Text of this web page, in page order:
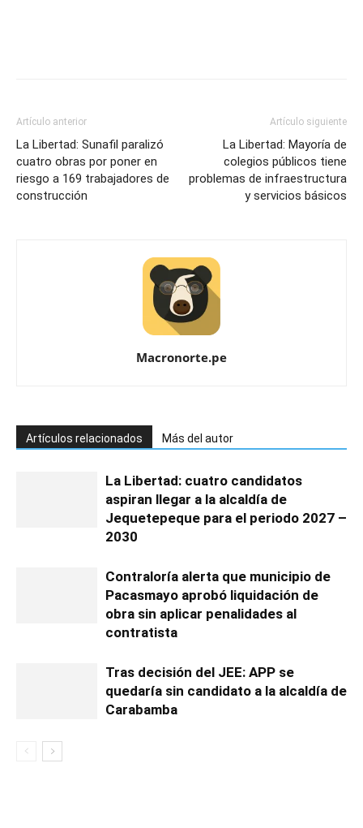
Artículo anterior
La Libertad: Sunafil paralizó
cuatro obras por poner en
riesgo a 169 trabajadores de
construcción
Artículo siguiente
La Libertad: Mayoría de
colegios públicos tiene
problemas de infraestructura
y servicios básicos
Macronorte.pe
Artículos relacionados Más del autor
La Libertad: cuatro candidatos
aspiran llegar a la alcaldía de
Jequetepeque para el periodo 2027 –
2030
Contraloría alerta que municipio de
Pacasmayo aprobó liquidación de
obra sin aplicar penalidades al
contratista
Tras decisión del JEE: APP se
quedaría sin candidato a la alcaldía de
Carabamba